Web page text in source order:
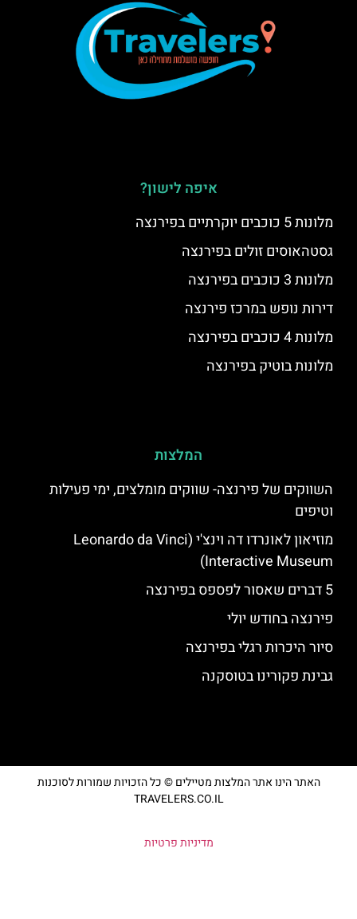
איפה לישון?
מלונות 5 כוכבים יוקרתיים בפירנצה
גסטהאוסים זולים בפירנצה
מלונות 3 כוכבים בפירנצה
דירות נופש במרכז פירנצה
מלונות 4 כוכבים בפירנצה
מלונות בוטיק בפירנצה
המלצות
השווקים של פירנצה- שווקים מומלצים, ימי פעילות
וטיפים
מוזיאון לאונרדו דה וינצ'י (Leonardo da Vinci
Interactive Museum)
5 דברים שאסור לפספס בפירנצה
פירנצה בחודש יולי
סיור היכרות רגלי בפירנצה
גבינת פקורינו בטוסקנה
האתר הינו אתר המלצות מטיילים © כל הזכויות שמורות לסוכנות
TRAVELERS.CO.IL
מדיניות פרטיות